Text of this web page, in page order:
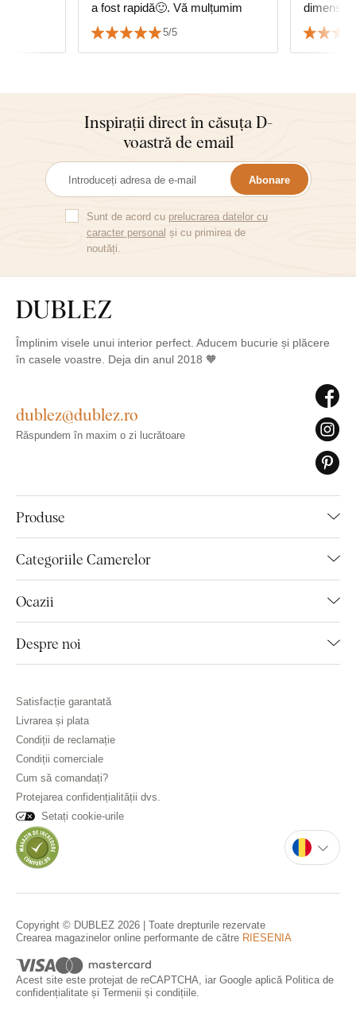
a fost rapidă🙂. Vă mulțumim
5/5
de
Inspirații direct în căsuța D-
voastră de email
Abonare
Sunt de acord cu prelucrarea datelor cu
caracter personal și cu primirea de
noutăți.
Împlinim visele unui interior perfect. Aducem bucurie și plăcere
în casele voastre. Deja din anul 2018 🧡
Produse
Categoriile Camerelor
Ocazii
Despre noi
dublez@dublez.ro
Răspundem în maxim o zi lucrătoare
Satisfacție garantată
Livrarea și plata
Condiții de reclamație
Condiții comerciale
Cum să comandați?
Protejarea confidențialității dvs.
Setați cookie-urile
Copyright © DUBLEZ 2026 | Toate drepturile rezervate
Crearea magazinelor online performante de către RIESENIA
Acest site este protejat de reCAPTCHA, iar Google aplică Politica de
confidențialitate și Termenii și condițiile.